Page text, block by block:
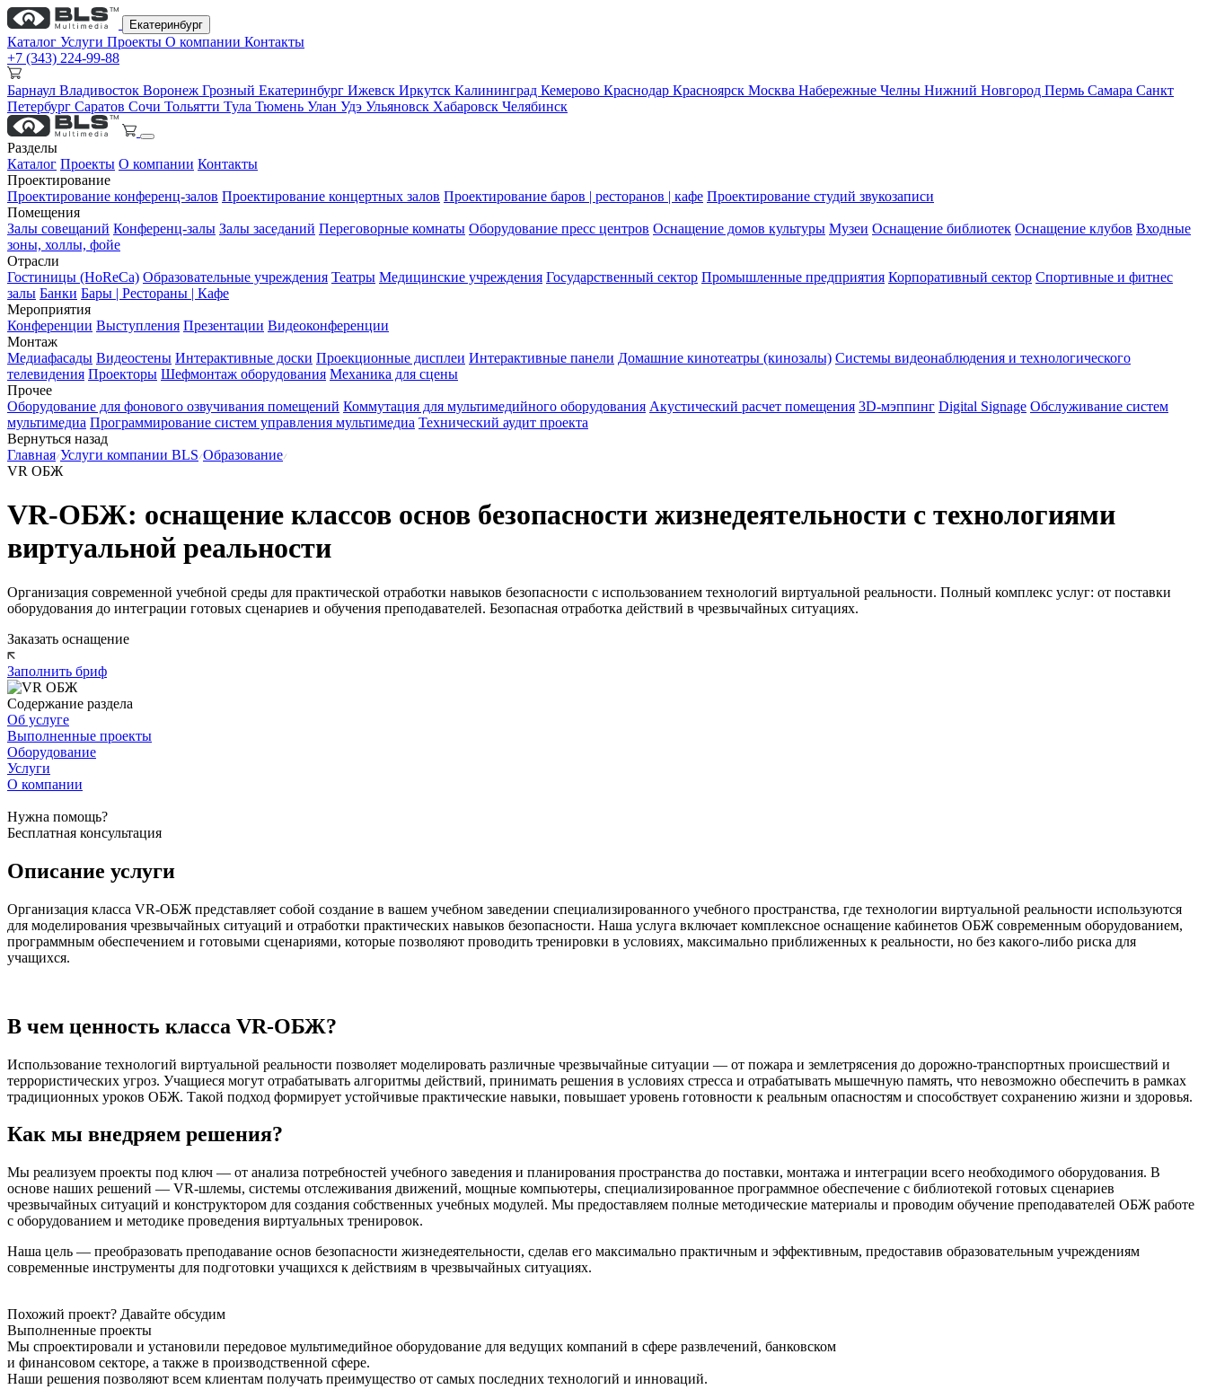
Екатеринбург
Каталог Услуги Проекты О компании Контакты
+7 (343) 224-99-88
Барнаул Владивосток Воронеж Грозный Екатеринбург Ижевск Иркутск Калининград Кемерово Краснодар Красноярск Москва Набережные Челны Нижний Новгород Пермь Самара Санкт
Петербург Саратов Сочи Тольятти Тула Тюмень Улан Удэ Ульяновск Хабаровск Челябинск
Разделы
Каталог Проекты О компании Контакты
Проектирование
Проектирование конференц-залов Проектирование концертных залов Проектирование баров | ресторанов | кафе Проектирование студий звукозаписи
Помещения
Залы совещаний Конференц-залы Залы заседаний Переговорные комнаты Оборудование пресс центров Оснащение домов культуры Музеи Оснащение библиотек Оснащение клубов Входные
зоны, холлы, фойе
Отрасли
Гостиницы (HoReCa) Образовательные учреждения Театры Медицинские учреждения Государственный сектор Промышленные предприятия Корпоративный сектор Спортивные и фитнес
залы Банки Бары | Рестораны | Кафе
Мероприятия
Конференции Выступления Презентации Видеоконференции
Монтаж
Медиафасады Видеостены Интерактивные доски Проекционные дисплеи Интерактивные панели Домашние кинотеатры (кинозалы) Системы видеонаблюдения и технологического
телевидения Проекторы Шефмонтаж оборудования Механика для сцены
Прочее
Оборудование для фонового озвучивания помещений Коммутация для мультимедийного оборудования Акустический расчет помещения 3D-мэппинг Digital Signage Обслуживание систем
мультимедиа Программирование систем управления мультимедиа Технический аудит проекта
Вернуться назад
Главная Услуги компании BLS Образование
VR ОБЖ
VR-ОБЖ: оснащение классов основ безопасности жизнедеятельности с технологиями
виртуальной реальности
Организация современной учебной среды для практической отработки навыков безопасности с использованием технологий виртуальной реальности. Полный комплекс услуг: от поставки
оборудования до интеграции готовых сценариев и обучения преподавателей. Безопасная отработка действий в чрезвычайных ситуациях.
Заказать оснащение
Заполнить бриф
Содержание раздела
Об услуге
Выполненные проекты
Оборудование
Услуги
О компании
Нужна помощь?
Бесплатная консультация
Описание услуги
Организация класса VR-ОБЖ представляет собой создание в вашем учебном заведении специализированного учебного пространства, где технологии виртуальной реальности используются
для моделирования чрезвычайных ситуаций и отработки практических навыков безопасности. Наша услуга включает комплексное оснащение кабинетов ОБЖ современным оборудованием,
программным обеспечением и готовыми сценариями, которые позволяют проводить тренировки в условиях, максимально приближенных к реальности, но без какого-либо риска для
учащихся.
В чем ценность класса VR-ОБЖ?
Использование технологий виртуальной реальности позволяет моделировать различные чрезвычайные ситуации — от пожара и землетрясения до дорожно-транспортных происшествий и
террористических угроз. Учащиеся могут отрабатывать алгоритмы действий, принимать решения в условиях стресса и отрабатывать мышечную память, что невозможно обеспечить в рамках
традиционных уроков ОБЖ. Такой подход формирует устойчивые практические навыки, повышает уровень готовности к реальным опасностям и способствует сохранению жизни и здоровья.
Как мы внедряем решения?
Мы реализуем проекты под ключ — от анализа потребностей учебного заведения и планирования пространства до поставки, монтажа и интеграции всего необходимого оборудования. В
основе наших решений — VR-шлемы, системы отслеживания движений, мощные компьютеры, специализированное программное обеспечение с библиотекой готовых сценариев
чрезвычайных ситуаций и конструктором для создания собственных учебных модулей. Мы предоставляем полные методические материалы и проводим обучение преподавателей ОБЖ работе
с оборудованием и методике проведения виртуальных тренировок.
Наша цель — преобразовать преподавание основ безопасности жизнедеятельности, сделав его максимально практичным и эффективным, предоставив образовательным учреждениям
современные инструменты для подготовки учащихся к действиям в чрезвычайных ситуациях.
Похожий проект? Давайте обсудим
Выполненные проекты
Мы спроектировали и установили передовое мультимедийное оборудование для ведущих компаний в сфере развлечений, банковском
и финансовом секторе, а также в производственной сфере.
Наши решения позволяют всем клиентам получать преимущество от самых последних технологий и инноваций.